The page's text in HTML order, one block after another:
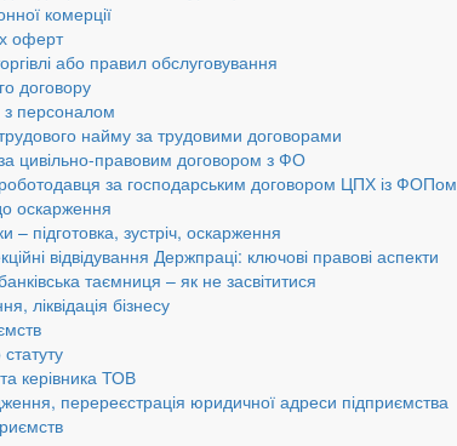
комерції
оферт
або правил обслуговування
договору
з персоналом
найму за трудовими договорами
цивільно-правовим договором з ФО
за господарським договором ЦПХ із ФОПом
оскарження
– підготовка, зустріч, оскарження
відвідування Держпраці: ключові правові аспекти
таємниця – як не засвітитися
ліквідація бізнесу
керівника ТОВ
перереєстрація юридичної адреси підприємства